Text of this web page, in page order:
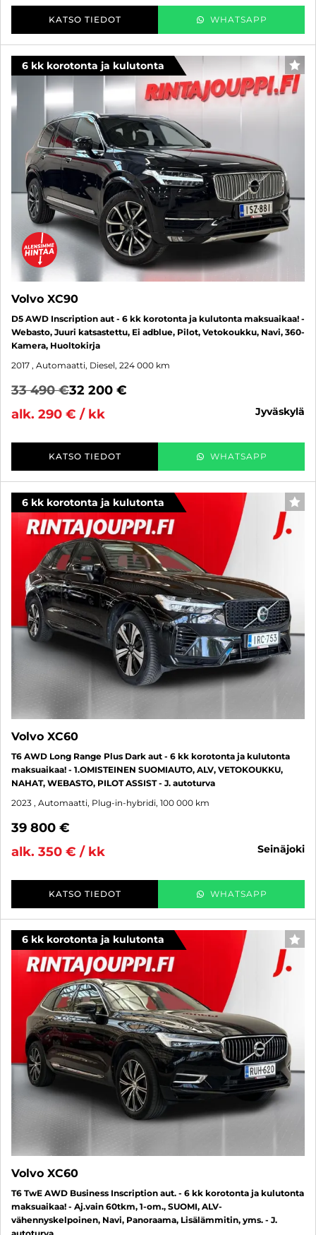
KATSO TIEDOT WHATSAPP
6 kk korotonta ja kulutonta
Volvo XC90
D5 AWD Inscription aut - 6 kk korotonta ja kulutonta maksuaikaa! -
Webasto, Juuri katsastettu, Ei adblue, Pilot, Vetokoukku, Navi, 360-
Kamera, Huoltokirja
2017 , Automaatti, Diesel, 224 000 km
33 490 €32 200 €
alk. 290 € / kk
jyväskylä
KATSO TIEDOT WHATSAPP
6 kk korotonta ja kulutonta
Volvo XC60
T6 AWD Long Range Plus Dark aut - 6 kk korotonta ja kulutonta
maksuaikaa! - 1.OMISTEINEN SUOMIAUTO, ALV, VETOKOUKKU,
NAHAT, WEBASTO, PILOT ASSIST - J. autoturva
2023 , Automaatti, Plug-in-hybridi, 100 000 km
39 800 €
alk. 350 € / kk
seinäjoki
KATSO TIEDOT WHATSAPP
6 kk korotonta ja kulutonta
Volvo XC60
T6 TwE AWD Business Inscription aut. - 6 kk korotonta ja kulutonta
maksuaikaa! - Aj.vain 60tkm, 1-om., SUOMI, ALV-
vähennyskelpoinen, Navi, Panoraama, Lisälämmitin, yms. - J.